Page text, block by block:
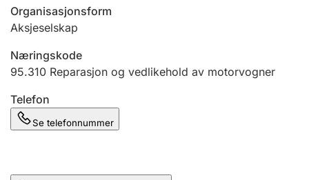
Ektepaktveileder
Offentlig sektor
Andre tema
Organisasjonsform
Aksjeselskap
Næringskode
95.310 Reparasjon og vedlikehold av motorvogner
Telefon
Se telefonnummer